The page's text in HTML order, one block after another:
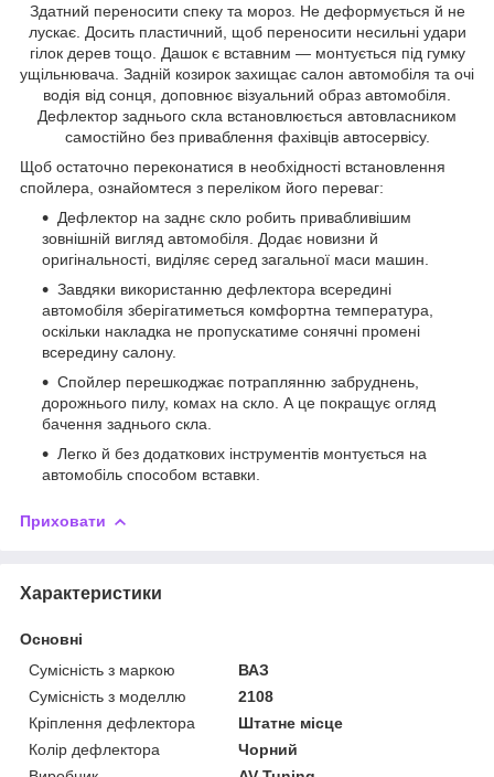
Здатний переносити спеку та мороз. Не деформується й не
лускає. Досить пластичний, щоб переносити несильні удари
гілок дерев тощо. Дашок є вставним — монтується під гумку
ущільнювача. Задній козирок захищає салон автомобіля та очі
водія від сонця, доповнює візуальний образ автомобіля.
Дефлектор заднього скла встановлюється автовласником
самостійно без приваблення фахівців автосервісу.
Щоб остаточно переконатися в необхідності встановлення
спойлера, ознайомтеся з переліком його переваг:
Дефлектор на заднє скло робить привабливішим
зовнішній вигляд автомобіля. Додає новизни й
оригінальності, виділяє серед загальної маси машин.
Завдяки використанню дефлектора всередині
автомобіля зберігатиметься комфортна температура,
оскільки накладка не пропускатиме сонячні промені
всередину салону.
Спойлер перешкоджає потраплянню забруднень,
дорожнього пилу, комах на скло. А це покращує огляд
бачення заднього скла.
Легко й без додаткових інструментів монтується на
автомобіль способом вставки.
Приховати
Характеристики
Основні
Сумісність з маркою
ВАЗ
Сумісність з моделлю
2108
Кріплення дефлектора
Штатне місце
Колір дефлектора
Чорний